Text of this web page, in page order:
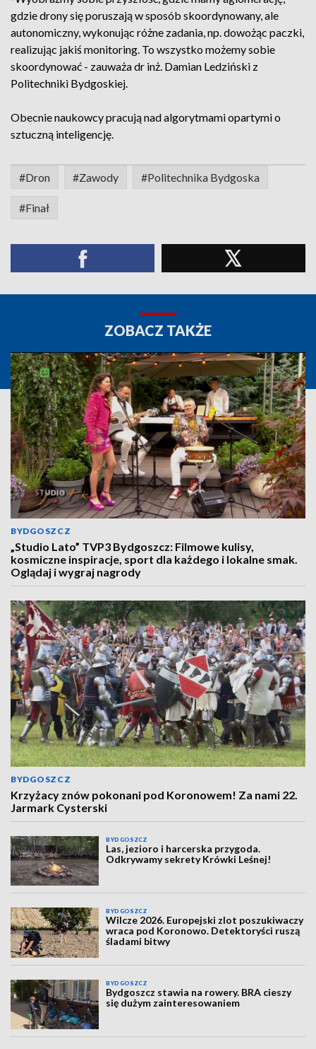
gdzie drony się poruszają w sposób skoordynowany, ale
autonomiczny, wykonując różne zadania, np. dowożąc paczki,
realizując jakiś monitoring. To wszystko możemy sobie
skoordynować - zauważa dr inż. Damian Ledziński z
Politechniki Bydgoskiej.
Obecnie naukowcy pracują nad algorytmami opartymi o
sztuczną inteligencję.
#Dron #Zawody #Politechnika Bydgoska
#Finał
ZOBACZ TAKŻE
BYDGOSZCZ
„Studio Lato” TVP3 Bydgoszcz: Filmowe kulisy,
kosmiczne inspiracje, sport dla każdego i lokalne smak.
Oglądaj i wygraj nagrody
BYDGOSZCZ
Krzyżacy znów pokonani pod Koronowem! Za nami 22.
Jarmark Cysterski
BYDGOSZCZ
Las, jezioro i harcerska przygoda.
Odkrywamy sekrety Krówki Leśnej!
BYDGOSZCZ
Wilcze 2026. Europejski zlot poszukiwaczy
wraca pod Koronowo. Detektoryści ruszą
śladami bitwy
BYDGOSZCZ
Bydgoszcz stawia na rowery. BRA cieszy
się dużym zainteresowaniem